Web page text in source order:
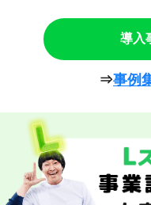
導入
⇒事例